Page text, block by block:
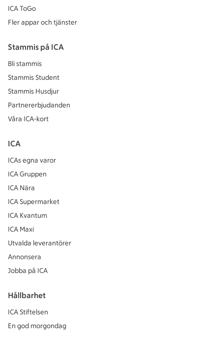
ICA ToGo
Fler appar och tjänster
Stammis på ICA
Bli stammis
Stammis Student
Stammis Husdjur
Partnererbjudanden
Våra ICA-kort
ICA
ICAs egna varor
ICA Gruppen
ICA Nära
ICA Supermarket
ICA Kvantum
ICA Maxi
Utvalda leverantörer
Annonsera
Jobba på ICA
Hållbarhet
ICA Stiftelsen
En god morgondag